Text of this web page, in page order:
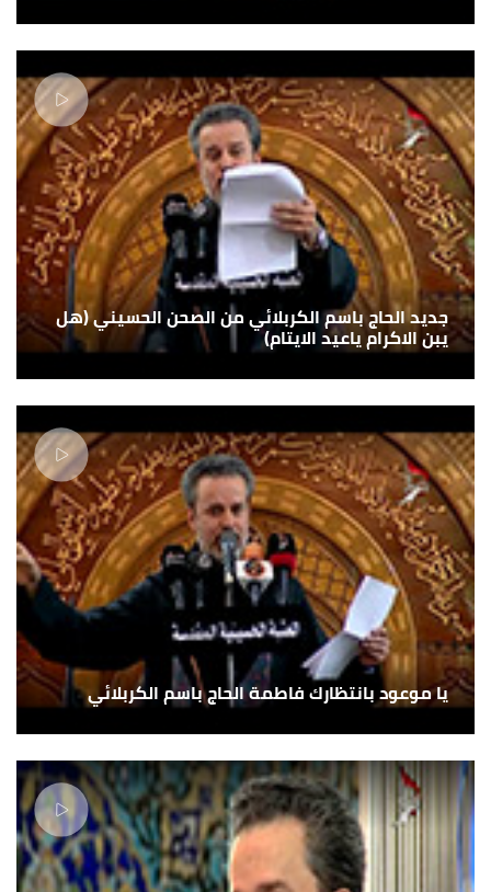
جديد الحاج باسم الكربلائي من الصحن الحسيني (هل
يبن الاكرام ياعيد الايتام)
يا موعود بانتظارك فاطمة الحاج باسم الكربلائي